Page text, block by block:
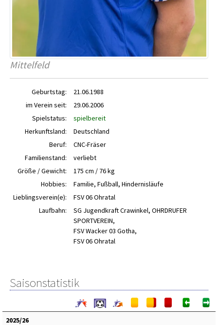
Mittelfeld
Geburtstag:
21.06.1988
im Verein seit:
29.06.2006
Spielstatus:
spielbereit
Herkunftsland:
Deutschland
Beruf:
CNC-Fräser
Familienstand:
verliebt
Größe / Gewicht:
175 cm / 76 kg
Hobbies:
Familie, Fußball, Hindernisläufe
Lieblingsverein(e):
FSV 06 Ohratal
Laufbahn:
SG Jugendkraft Crawinkel, OHRDRUFER
SPORTVEREIN,
FSV Wacker 03 Gotha,
FSV 06 Ohratal
Saisonstatistik
2025/26